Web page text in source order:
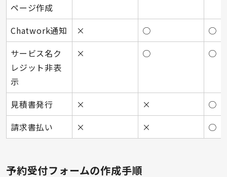
ページ作成
Chatwork通知 × ○
○
サービス名ク
レジット非表
示
× ○ ○
見積書発行 × ×
○
請求書払い
× × ○
予約受付フォームの作成手順